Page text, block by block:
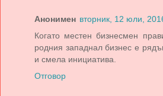
Анонимен вторник, 12 юли,
Когато местен бизнесмен
родния западнал бизнес е
и смела инициатива.
Отговор